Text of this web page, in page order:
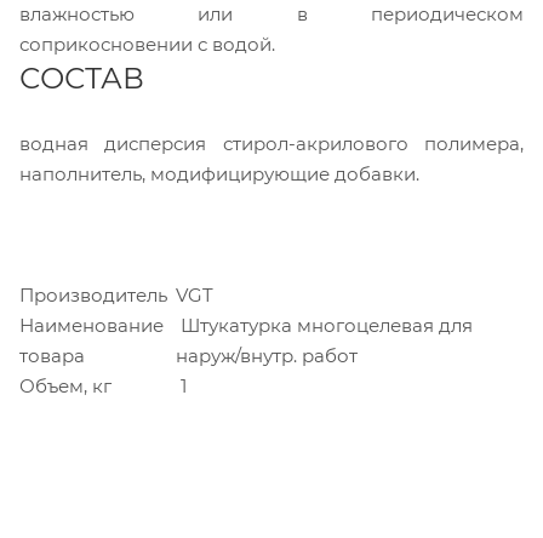
влажностью или в периодическом
соприкосновении с водой.
СОСТАВ
водная дисперсия стирол-акрилового полимера,
наполнитель, модифицирующие добавки.
Производитель VGT
Наименование
товара
Штукатурка многоцелевая для
наруж/внутр. работ
Объем, кг
1